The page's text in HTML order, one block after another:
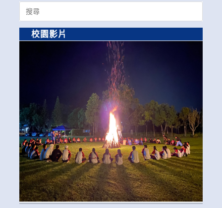
Search
for:
校園影片